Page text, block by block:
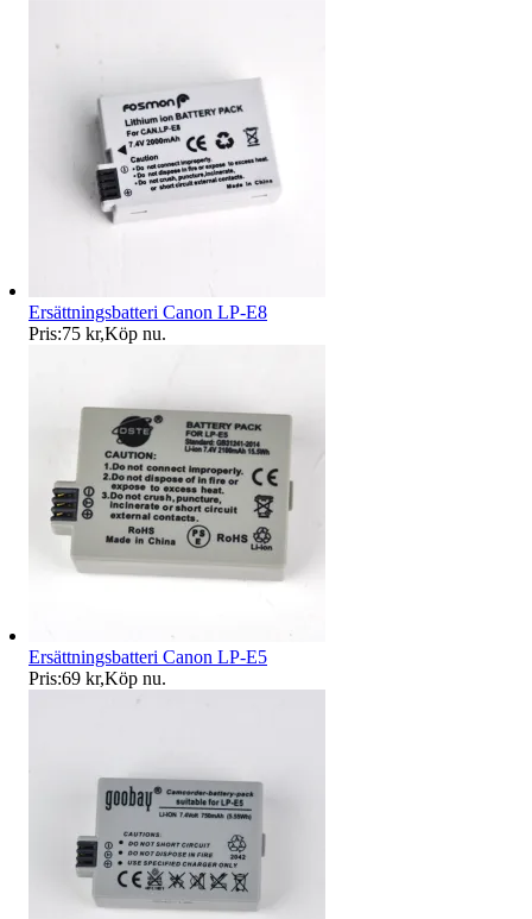
Ersättningsbatteri Canon LP-E8
Pris:75 kr,Köp nu.
Ersättningsbatteri Canon LP-E5
Pris:69 kr,Köp nu.